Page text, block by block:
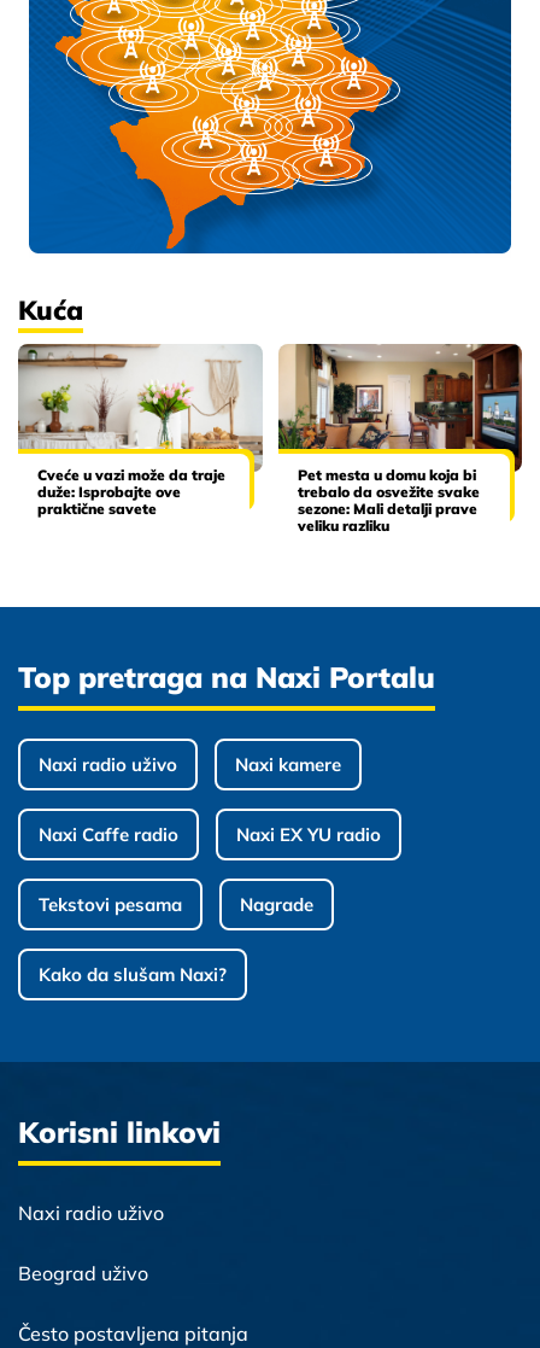
Kuća
Cveće u vazi može da traje
duže: Isprobajte ove
praktične savete
Pet mesta u domu koja bi
trebalo da osvežite svake
sezone: Mali detalji prave
veliku razliku
Top pretraga na Naxi Portalu
Naxi radio uživo Naxi kamere
Naxi Caffe radio Naxi EX YU radio
Tekstovi pesama Nagrade
Kako da slušam Naxi?
Korisni linkovi
Naxi radio uživo
Beograd uživo
Često postavljena pitanja